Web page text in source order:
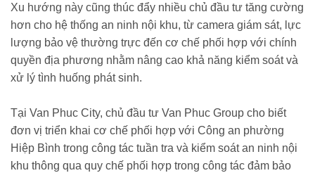
Xu hướng này cũng thúc đẩy nhiều chủ đầu tư tăng cường
hơn cho hệ thống an ninh nội khu, từ camera giám sát, lực
lượng bảo vệ thường trực đến cơ chế phối hợp với chính
quyền địa phương nhằm nâng cao khả năng kiểm soát và
xử lý tình huống phát sinh.
Tại Van Phuc City, chủ đầu tư Van Phuc Group cho biết
đơn vị triển khai cơ chế phối hợp với Công an phường
Hiệp Bình trong công tác tuần tra và kiểm soát an ninh nội
khu thông qua quy chế phối hợp trong công tác đảm bảo